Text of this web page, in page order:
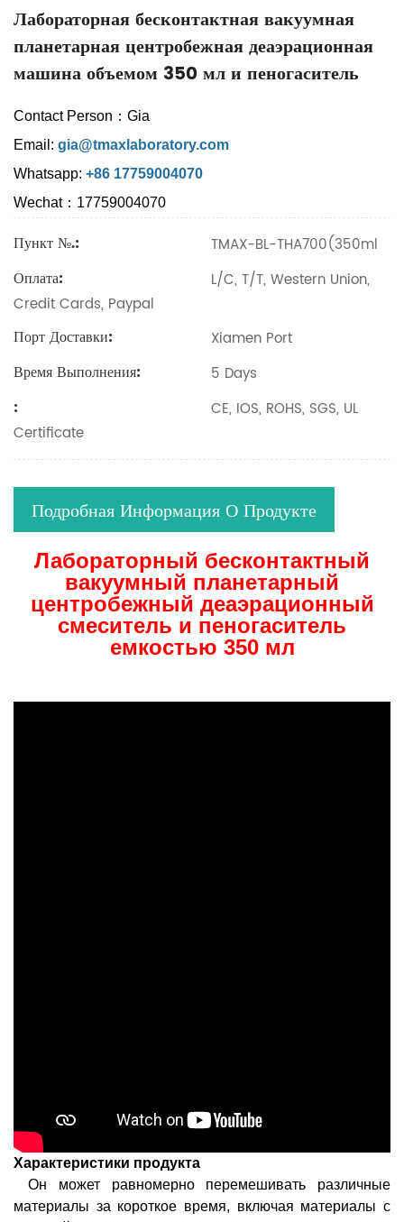
Лабораторная бесконтактная вакуумная
планетарная центробежная деаэрационная
машина объемом 350 мл и пеногаситель
Contact Person：Gia
Email: gia@tmaxlaboratory.com
Whatsapp: +86 17759004070
Wechat：17759004070
Пункт №.: TMAX-BL-THA700(350ml
Оплата:
L/C, T/T, Western Union,
Credit Cards, Paypal
Порт Доставки: Xiamen Port
Время Выполнения: 5 Days
:
CE, IOS, ROHS, SGS, UL
Certificate
Подробная Информация О Продукте
Лабораторный бесконтактный
вакуумный планетарный
центробежный деаэрационный
смеситель и пеногаситель
емкостью 350 мл
Характеристики продукта
Он может равномерно перемешивать различные
материалы за короткое время, включая материалы с